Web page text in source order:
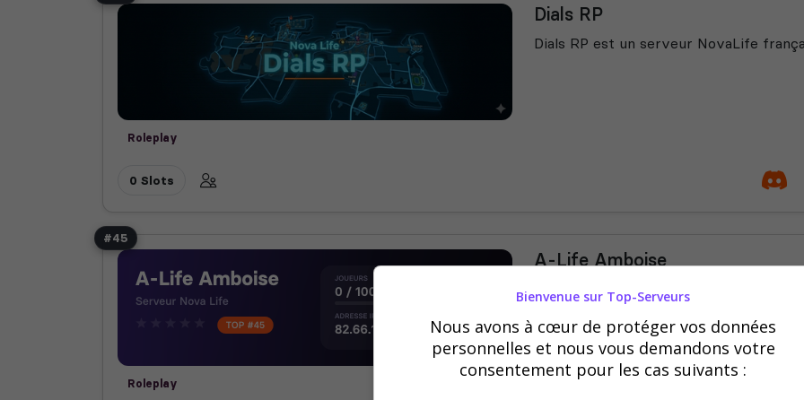
Roleplay
Dials RP
Dials RP est un serveur NovaLife
0 Slots
#45
Roleplay
A-Life Amboise
Bienvenue sur A-Life Amboise ! Un
Bienvenue sur Top-Serveurs
Nous avons à cœur de protéger vos données
personnelles et nous vous demandons votre
consentement pour les cas suivants :